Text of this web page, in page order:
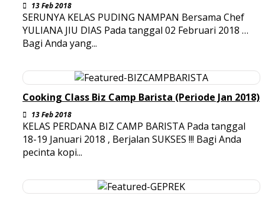
13 Feb 2018
SERUNYA KELAS PUDING NAMPAN Bersama Chef
YULIANA JIU DIAS Pada tanggal 02 Februari 2018 …
Bagi Anda yang...
Cooking Class Biz Camp Barista (Periode Jan 2018)
13 Feb 2018
KELAS PERDANA BIZ CAMP BARISTA Pada tanggal
18-19 Januari 2018 , Berjalan SUKSES !!! Bagi Anda
pecinta kopi...